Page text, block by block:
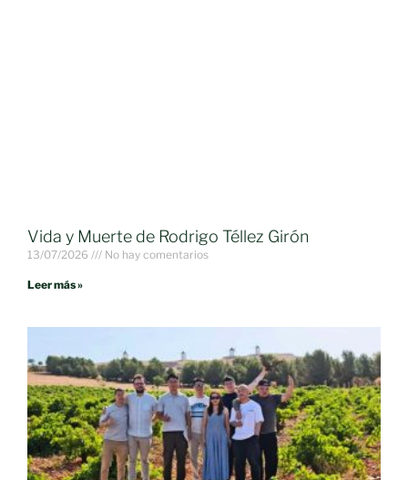
Vida y Muerte de Rodrigo Téllez Girón
13/07/2026 No hay comentarios
Leer más »